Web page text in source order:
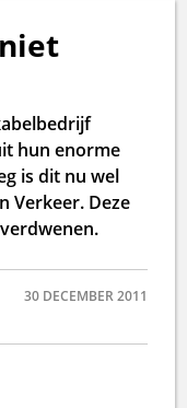
hun enorme
is dit nu wel
Verkeer. Deze
30 DECEMBER 2011